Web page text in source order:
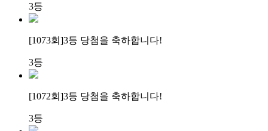
3등
[1073회]3등 당첨을 축하합니다!
3등
[1072회]3등 당첨을 축하합니다!
3등